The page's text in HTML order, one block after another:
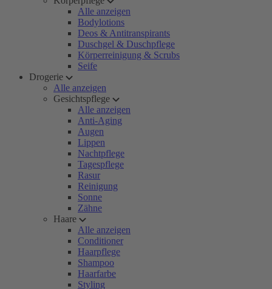
Alle anzeigen
Bodylotions
Deos & Antitranspirants
Duschgel & Duschpflege
Körperreinigung & Scrubs
Seife
Drogerie
Alle anzeigen
Gesichtspflege
Alle anzeigen
Anti-Aging
Augen
Lippen
Nachtpflege
Tagespflege
Rasur
Reinigung
Sonne
Zähne
Haare
Alle anzeigen
Conditioner
Haarpflege
Shampoo
Haarfarbe
Styling